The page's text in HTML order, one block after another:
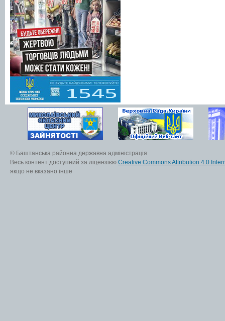
© Баштанська районна державна адміністрація
Весь контент доступний за ліцензією Creative Commons Attribution 4.0
якщо не вказано інше